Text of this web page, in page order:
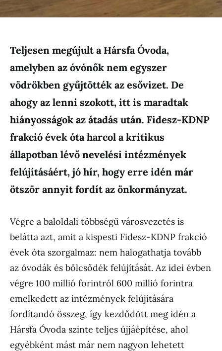
Teljesen megújult a Hársfa Óvoda,
amelyben az óvónők nem egyszer
vödrökben gyűjtötték az esővizet. De
ahogy az lenni szokott, itt is maradtak
hiányosságok az átadás után. Fidesz-KDNP
frakció évek óta harcol a kritikus
állapotban lévő nevelési intézmények
felújításáért, jó hír, hogy erre idén már
ötször annyit fordít az önkormányzat.
Végre a baloldali többségű városvezetés is
belátta azt, amit a kispesti Fidesz-KDNP frakció
évek óta szorgalmaz: nem halogathatja tovább
az óvodák és bölcsődék felújítását. Az idei évben
végre 100 millió forintról 600 millió forintra
emelkedett az intézmények felújítására
fordítandó összeg, így kezdődött meg idén a
Hársfa Óvoda szinte teljes újjáépítése, ahol
egyébként mást már nem nagyon lehetett